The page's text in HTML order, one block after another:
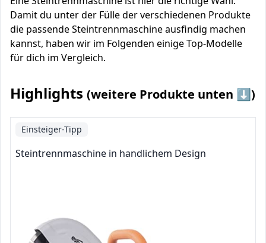
Damit du unter der Fülle der verschiedenen Produkte
die passende Steintrennmaschine ausfindig machen
kannst, haben wir im Folgenden einige Top-Modelle
für dich im Vergleich.
Highlights (weitere Produkte unten ⬇️)
Einsteiger-Tipp
Steintrennmaschine in handlichem Design